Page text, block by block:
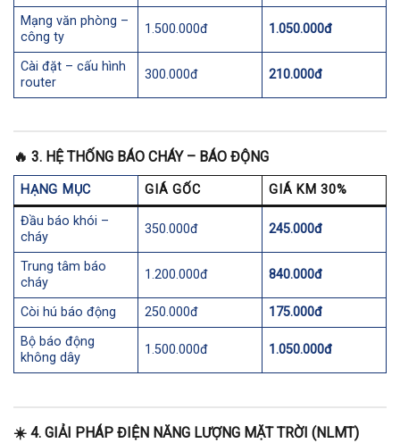
Mạng văn phòng –
công ty
1.500.000đ 1.050.000đ
Cài đặt – cấu hình
router
300.000đ 210.000đ
🔥 3. HỆ THỐNG BÁO CHÁY – BÁO ĐỘNG
HẠNG MỤC GIÁ GỐC GIÁ KM 30%
Đầu báo khói –
cháy
350.000đ 245.000đ
Trung tâm báo
cháy
1.200.000đ 840.000đ
Còi hú báo động 250.000đ
175.000đ
Bộ báo động
không dây
1.500.000đ 1.050.000đ
☀️ 4. GIẢI PHÁP ĐIỆN NĂNG LƯỢNG MẶT TRỜI (NLMT)